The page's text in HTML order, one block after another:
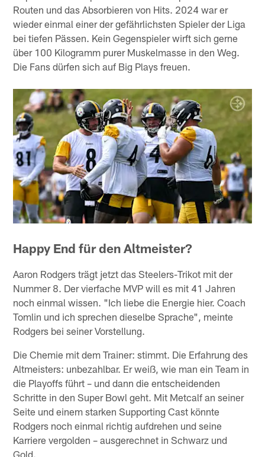
Routen und das Absorbieren von Hits. 2024 war er
wieder einmal einer der gefährlichsten Spieler der Liga
bei tiefen Pässen. Kein Gegenspieler wirft sich gerne
über 100 Kilogramm purer Muskelmasse in den Weg.
Die Fans dürfen sich auf Big Plays freuen.
Happy End für den Altmeister?
Aaron Rodgers trägt jetzt das Steelers-Trikot mit der
Nummer 8. Der vierfache MVP will es mit 41 Jahren
noch einmal wissen. "Ich liebe die Energie hier. Coach
Tomlin und ich sprechen dieselbe Sprache", meinte
Rodgers bei seiner Vorstellung.
Die Chemie mit dem Trainer: stimmt. Die Erfahrung des
Altmeisters: unbezahlbar. Er weiß, wie man ein Team in
die Playoffs führt – und dann die entscheidenden
Schritte in den Super Bowl geht. Mit Metcalf an seiner
Seite und einem starken Supporting Cast könnte
Rodgers noch einmal richtig aufdrehen und seine
Karriere vergolden – ausgerechnet in Schwarz und
Gold.